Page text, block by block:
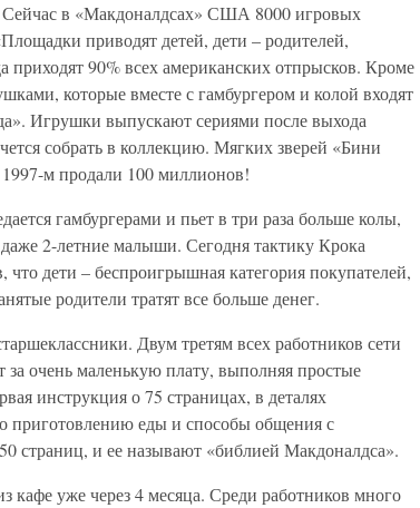
в «Макдоналдсах» США 8000 игровых
приводят детей, дети – родителей,
90% всех американских отпрысков. Кроме
которые вместе с гамбургером и колой входят
Игрушки выпускают сериями после выхода
собрать в коллекцию. Мягких зверей «Бини
м продали 100 миллионов!
гамбургерами и пьет в три раза больше колы,
2-летние малыши. Сегодня тактику Крока
дети – беспроигрышная категория покупателей,
родители тратят все больше денег.
Двум третям всех работников сети
очень маленькую плату, выполняя простые
инструкция о 75 страницах, в деталях
приготовлению еды и способы общения с
страниц, и ее называют «библией Макдоналдса».
кафе уже через 4 месяца. Среди работников много